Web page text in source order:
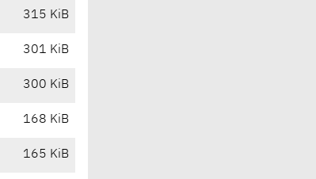
315 KiB
301 KiB
300 KiB
168 KiB
165 KiB